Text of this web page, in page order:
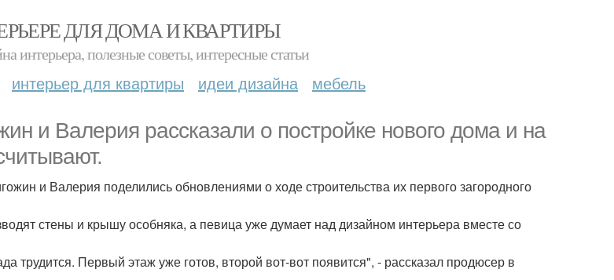
ДЛЯ ДОМА И КВАРТИРЫ
интерьера, полезные советы, интересные статьи
интерьер для квартиры идеи дизайна мебель
и Валерия рассказали о постройке нового дома и на
и Валерия поделились обновлениями о ходе строительства их первого загородного
стены и крышу особняка, а певица уже думает над дизайном интерьера вместе со
трудится. Первый этаж уже готов, второй вот-вот появится", - рассказал продюсер в